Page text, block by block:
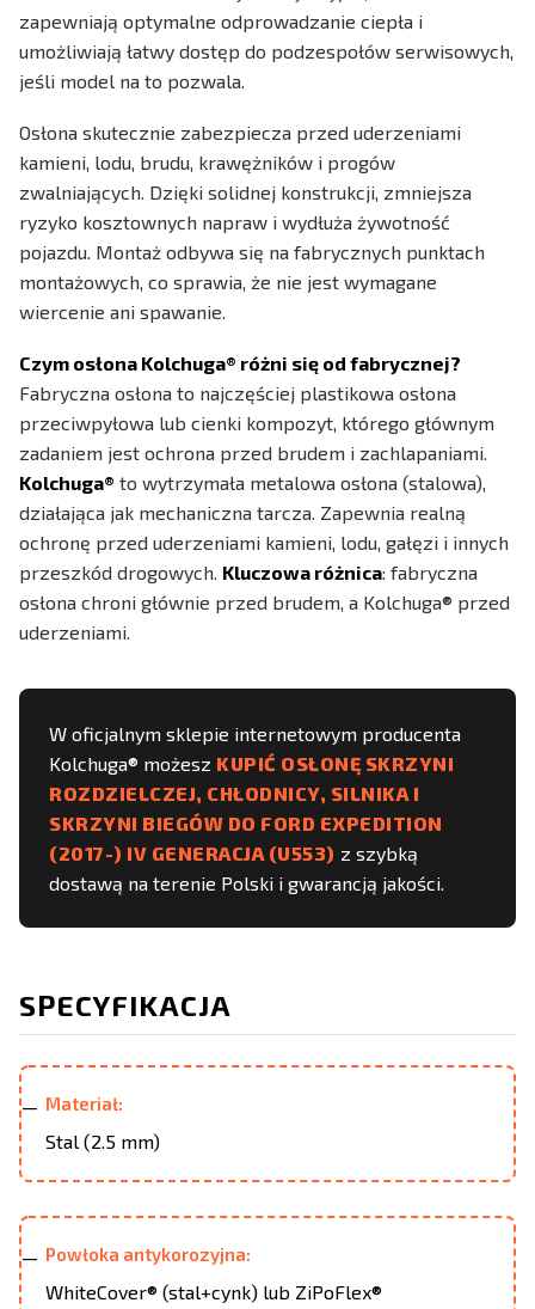
zapewniają optymalne odprowadzanie ciepła i
umożliwiają łatwy dostęp do podzespołów serwisowych,
jeśli model na to pozwala.
Osłona skutecznie zabezpiecza przed uderzeniami
kamieni, lodu, brudu, krawężników i progów
zwalniających. Dzięki solidnej konstrukcji, zmniejsza
ryzyko kosztownych napraw i wydłuża żywotność
pojazdu. Montaż odbywa się na fabrycznych punktach
montażowych, co sprawia, że nie jest wymagane
wiercenie ani spawanie.
Czym osłona Kolchuga® różni się od fabrycznej?
Fabryczna osłona to najczęściej plastikowa osłona
przeciwpyłowa lub cienki kompozyt, którego głównym
zadaniem jest ochrona przed brudem i zachlapaniami.
Kolchuga® to wytrzymała metalowa osłona (stalowa),
działająca jak mechaniczna tarcza. Zapewnia realną
ochronę przed uderzeniami kamieni, lodu, gałęzi i innych
przeszkód drogowych. Kluczowa różnica: fabryczna
osłona chroni głównie przed brudem, a Kolchuga® przed
uderzeniami.
W oficjalnym sklepie internetowym producenta
Kolchuga® możesz KUPIĆ OSŁONĘ SKRZYNI
ROZDZIELCZEJ, CHŁODNICY, SILNIKA I
SKRZYNI BIEGÓW DO FORD EXPEDITION
(2017-) IV GENERACJA (U553) z szybką
dostawą na terenie Polski i gwarancją jakości.
SPECYFIKACJA
Materiał:
Stal (2.5 mm)
Powłoka antykorozyjna:
WhiteCover® (stal+cynk) lub ZiPoFlex®